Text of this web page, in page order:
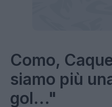
Como,
siamo più
gol..."